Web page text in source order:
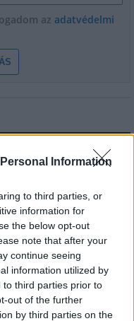
Information
to third parties, or
information for
the below opt-out
note that after your
continue seeing
information utilized by
to third parties prior to
out of the further
by third parties on the
az adatvédelmi
a Duna vízgyűjtőjére
vártunk: szombattól
a riasztás